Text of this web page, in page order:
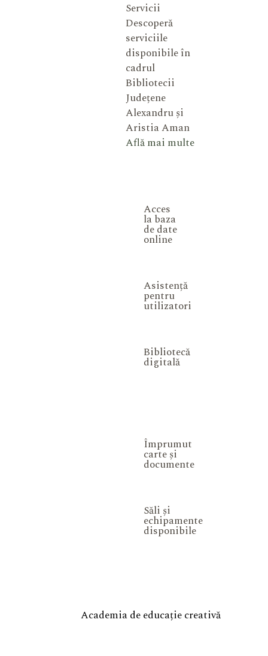
Servicii
Descoperă
serviciile
disponibile în
cadrul
Bibliotecii
Județene
Alexandru și
Aristia Aman
Află mai multe
Acces
la baza
de date
online
Asistență
pentru
utilizatori
Bibliotecă
digitală
Împrumut
carte și
documente
Săli și
echipamente
disponibile
Academia de educație creativă